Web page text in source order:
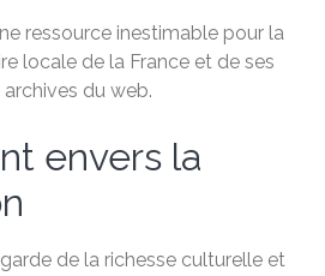
ressource inestimable pour la
locale de la France et de ses
du web.
envers la
de la richesse culturelle et